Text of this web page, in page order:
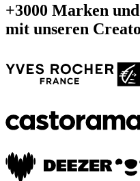
+3000 Marken
mit unseren